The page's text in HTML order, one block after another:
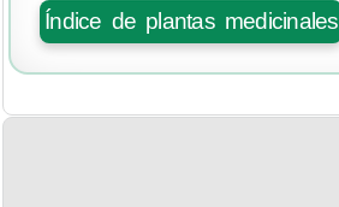
Índice de plantas medicinales